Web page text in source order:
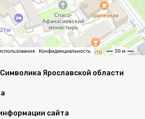
Символика Ярославской области
сайта